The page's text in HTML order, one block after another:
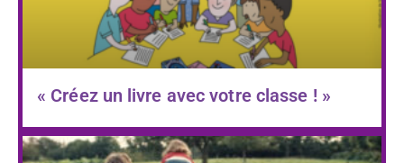
« Créez un livre avec votre classe ! »